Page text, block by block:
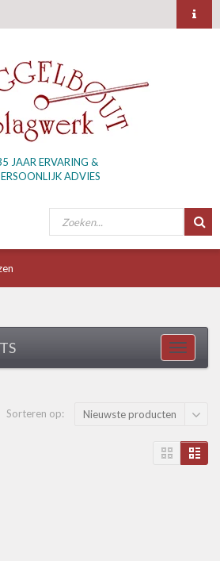
JAAR ERVARING &
ADVIES
Sorteren op: Nieuwste producten